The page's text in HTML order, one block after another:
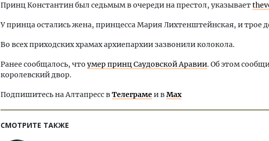
Принц Константин был седьмым в очереди на престол, указывает
У принца остались жена, принцесса Мария Лихтенштейнская, и трое
Во всех приходских храмах архиепархии зазвонили колокола.
Ранее сообщалось, что умер принц Саудовской Аравии. Об этом
королевский двор.
Подпишитесь на Алтапресс вТелеграмеи вMax
СМОТРИТЕ ТАКЖЕ
СТРОИТЕЛЬСТВО